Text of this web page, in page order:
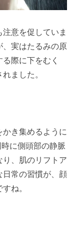
意を促していま
実はたるみの原
際に下をむく
ました。
き集めるように
に側頭部の静脈
、肌のリフトア
日常の習慣が、顔
ね。